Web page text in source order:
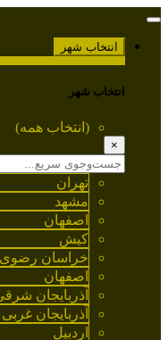
انتخاب شهر
انتخاب شهر
(انتخاب همه)
×
تهران
مشهد
اصفهان
کیش
خراسان رضوی
اصفهان
آذربایجان شرقی
آذربایجان غربی
اردبیل